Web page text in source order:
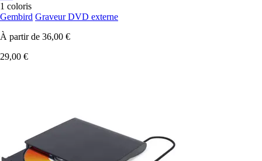
1 coloris
Gembird Graveur DVD externe
À partir de 36,00 €
29,00 €